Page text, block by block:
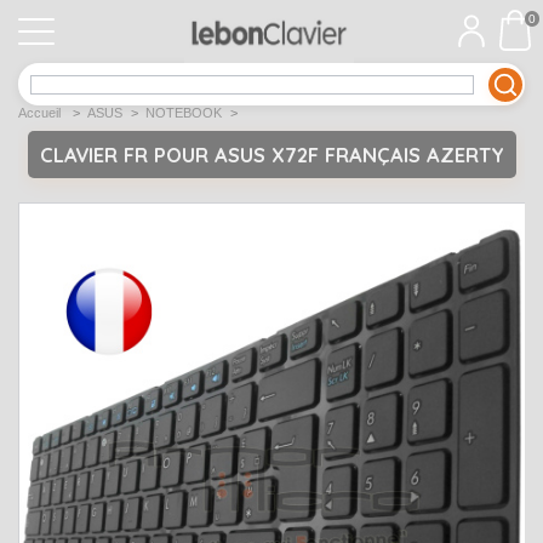
APPLE 1
Open submenu
ACER 12
Open submenu
Déstockage 5
Open submenu
EMACHINES 2
Open submenu
FUJITSU SIEMENS 2
Open submenu
HP 17
Open submenu
LENOVO Open submenu
0
Accueil > ASUS > NOTEBOOK >
CLAVIER FR POUR ASUS X72F FRANÇAIS AZERTY